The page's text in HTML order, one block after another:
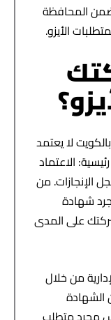
المحافظة
الأيزو.
لا يعتمد
الاعتماد
الإنجازات. من
شهادة
على المدى
من خلال
الشهادة